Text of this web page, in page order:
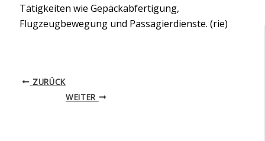
Tätigkeiten wie Gepäckabfertigung,
Flugzeugbewegung und Passagierdienste. (rie)
ZURÜCK
WEITER